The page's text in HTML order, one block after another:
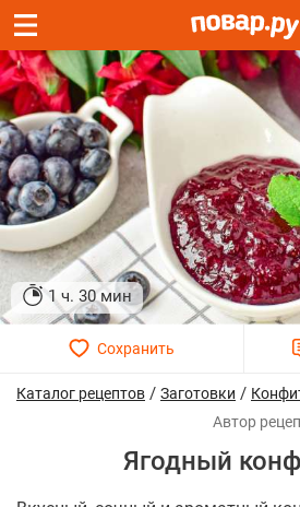
1 ч. 30 мин
Каталог рецептов / Заготовки /
Ягодный